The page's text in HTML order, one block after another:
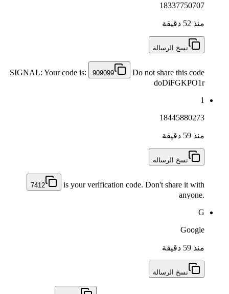
18337750707
منذ 52 دقيقة
نسخ الرسالة
SIGNAL: Your code is: 909099
Do not share this code
doDiFGKPO1r
1
18445880273
منذ 59 دقيقة
نسخ الرسالة
7412
is your verification code. Don't share it with
anyone.
G
Google
منذ 59 دقيقة
نسخ الرسالة